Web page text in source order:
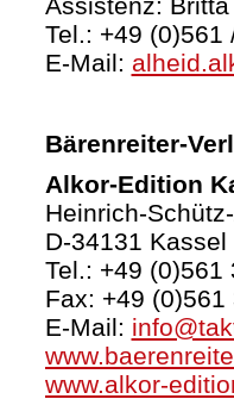
Tel.: +49
E-Mail:
Bärenreiter-
Alkor-Edition
Heinrich-
D-34131 Kassel
Tel.: +49 (0)561
Fax: +49 (0)561
E-Mail:
www.alkor-